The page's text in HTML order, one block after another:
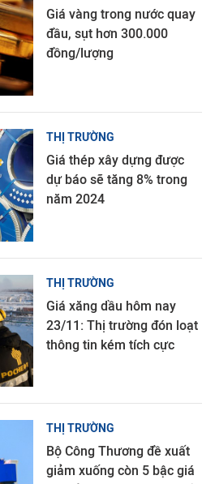
Giá vàng trong nước quay
đầu, sụt hơn 300.000
đồng/lượng
THỊ TRƯỜNG
Giá thép xây dựng được
dự báo sẽ tăng 8% trong
năm 2024
THỊ TRƯỜNG
Giá xăng dầu hôm nay
23/11: Thị trường đón loạt
thông tin kém tích cực
THỊ TRƯỜNG
Bộ Công Thương đề xuất
giảm xuống còn 5 bậc giá